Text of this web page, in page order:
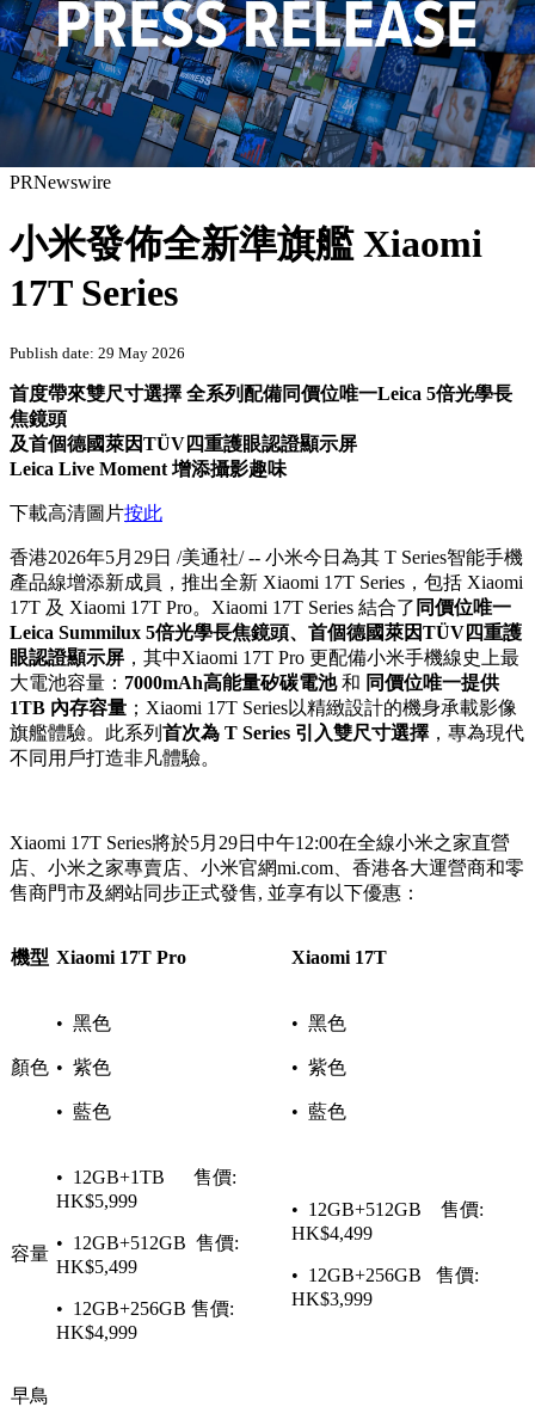
PRNewswire
小米發佈全新準旗艦 Xiaomi
17T Series
Publish date: 29 May 2026
首度帶來雙尺寸選擇 全系列配備同價位唯一Leica 5倍光學長
焦鏡頭
及首個德國萊因TÜV四重護眼認證顯示屏
Leica Live Moment 增添攝影趣味
下載高清圖片按此
香港2026年5月29日 /美通社/ -- 小米今日為其 T Series智能手機
產品線增添新成員，推出全新 Xiaomi 17T Series，包括 Xiaomi
17T 及 Xiaomi 17T Pro。Xiaomi 17T Series 結合了 同價位唯一
Leica Summilux 5倍光學長焦鏡頭、首個德國萊因TÜV四重護
眼認證顯示屏 ，其中Xiaomi 17T Pro 更配備小米手機線史上最
大電池容量： 7000mAh高能量矽碳電池和 同價位唯一提供
1TB 內存容量 ；Xiaomi 17T Series以精緻設計的機身承載影像
旗艦體驗。此系列 首次為 T Series 引入雙尺寸選擇 ，專為現代
不同用戶打造非凡體驗。
Xiaomi 17T Series將於5月29日中午12:00在全線小米之家直營
店、小米之家專賣店、小米官網mi.com、香港各大運營商和零
售商門市及網站同步正式發售, 並享有以下優惠：
機型 Xiaomi 17T Pro Xiaomi 17T
顏色
• 黑色
• 紫色
• 藍色
• 黑色
• 紫色
• 藍色
容量
• 12GB+1TB 售價:
HK$5,999
• 12GB+512GB 售價:
HK$5,499
• 12GB+256GB 售價:
HK$4,999
• 12GB+512GB 售價:
HK$4,499
• 12GB+256GB 售價:
HK$3,999
早鳥